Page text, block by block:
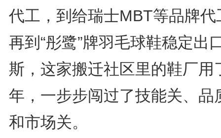
代工，到给瑞士MBT等品牌代
再到“彤鹭”牌羽毛球鞋稳定出
斯，这家搬迁社区里的鞋厂用
年，一步步闯过了技能关、品
和市场关。